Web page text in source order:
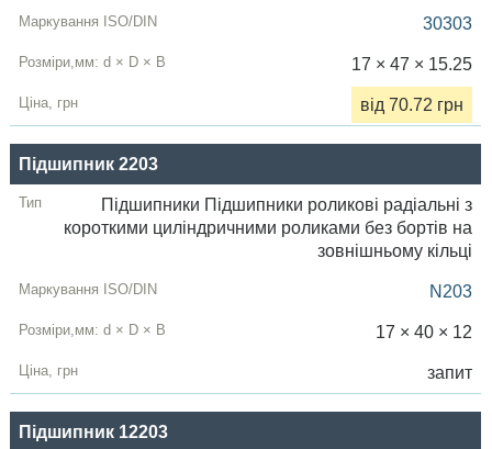
30303
17 × 47 × 15.25
від 70.72 грн
Підшипник 2203
Підшипники Підшипники роликові радіальні з
короткими циліндричними роликами без бортів на
зовнішньому кільці
N203
17 × 40 × 12
запит
Підшипник 12203